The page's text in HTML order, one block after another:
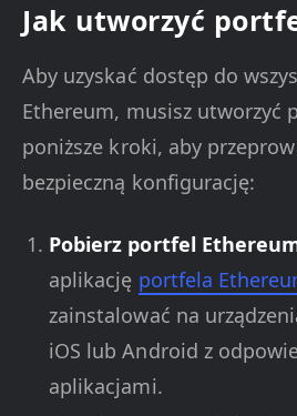
Jak utworzyć
Aby uzyskać dostęp do
Ethereum, musisz utworzyć
poniższe kroki, aby
bezpieczną konfigurację:
Pobierz portfel
aplikację portfela
zainstalować na
iOS lub Android z
aplikacjami.